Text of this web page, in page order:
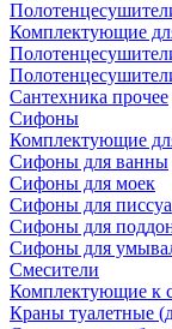
Комплектующие
Сантехника прочее
Сифоны
Комплектующие
Сифоны для ванны
Сифоны для моек
Сифоны для
Сифоны для
Сифоны для
Смесители
Комплектующие к
Краны туалетные